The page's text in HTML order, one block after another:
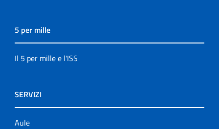
5 per mille
Il 5 per mille e l'ISS
SERVIZI
Aule